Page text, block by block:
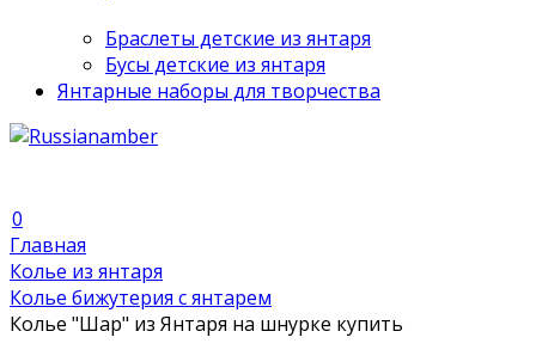
Браслеты детские из янтаря
Бусы детские из янтаря
Янтарные наборы для творчества
0
Главная
Колье из янтаря
Колье бижутерия с янтарем
Колье "Шар" из Янтаря на шнурке купить